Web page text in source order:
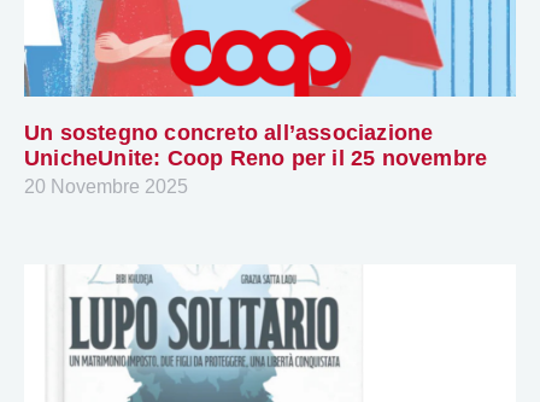
Un sostegno concreto all’associazione
UnicheUnite: Coop Reno per il 25 novembre
20 Novembre 2025